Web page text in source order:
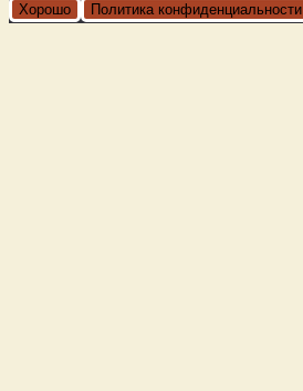
Хорошо Политика конфиденциальности